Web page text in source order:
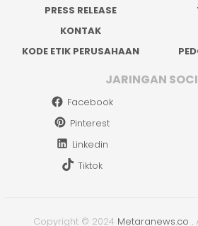
PRESS RELEASE
KONTAK
KODE ETIK PERUSAHAAN
JARINGAN
Facebook
Pinterest
Linkedin
Tiktok
Copyright © 2024 Metaranews.co .